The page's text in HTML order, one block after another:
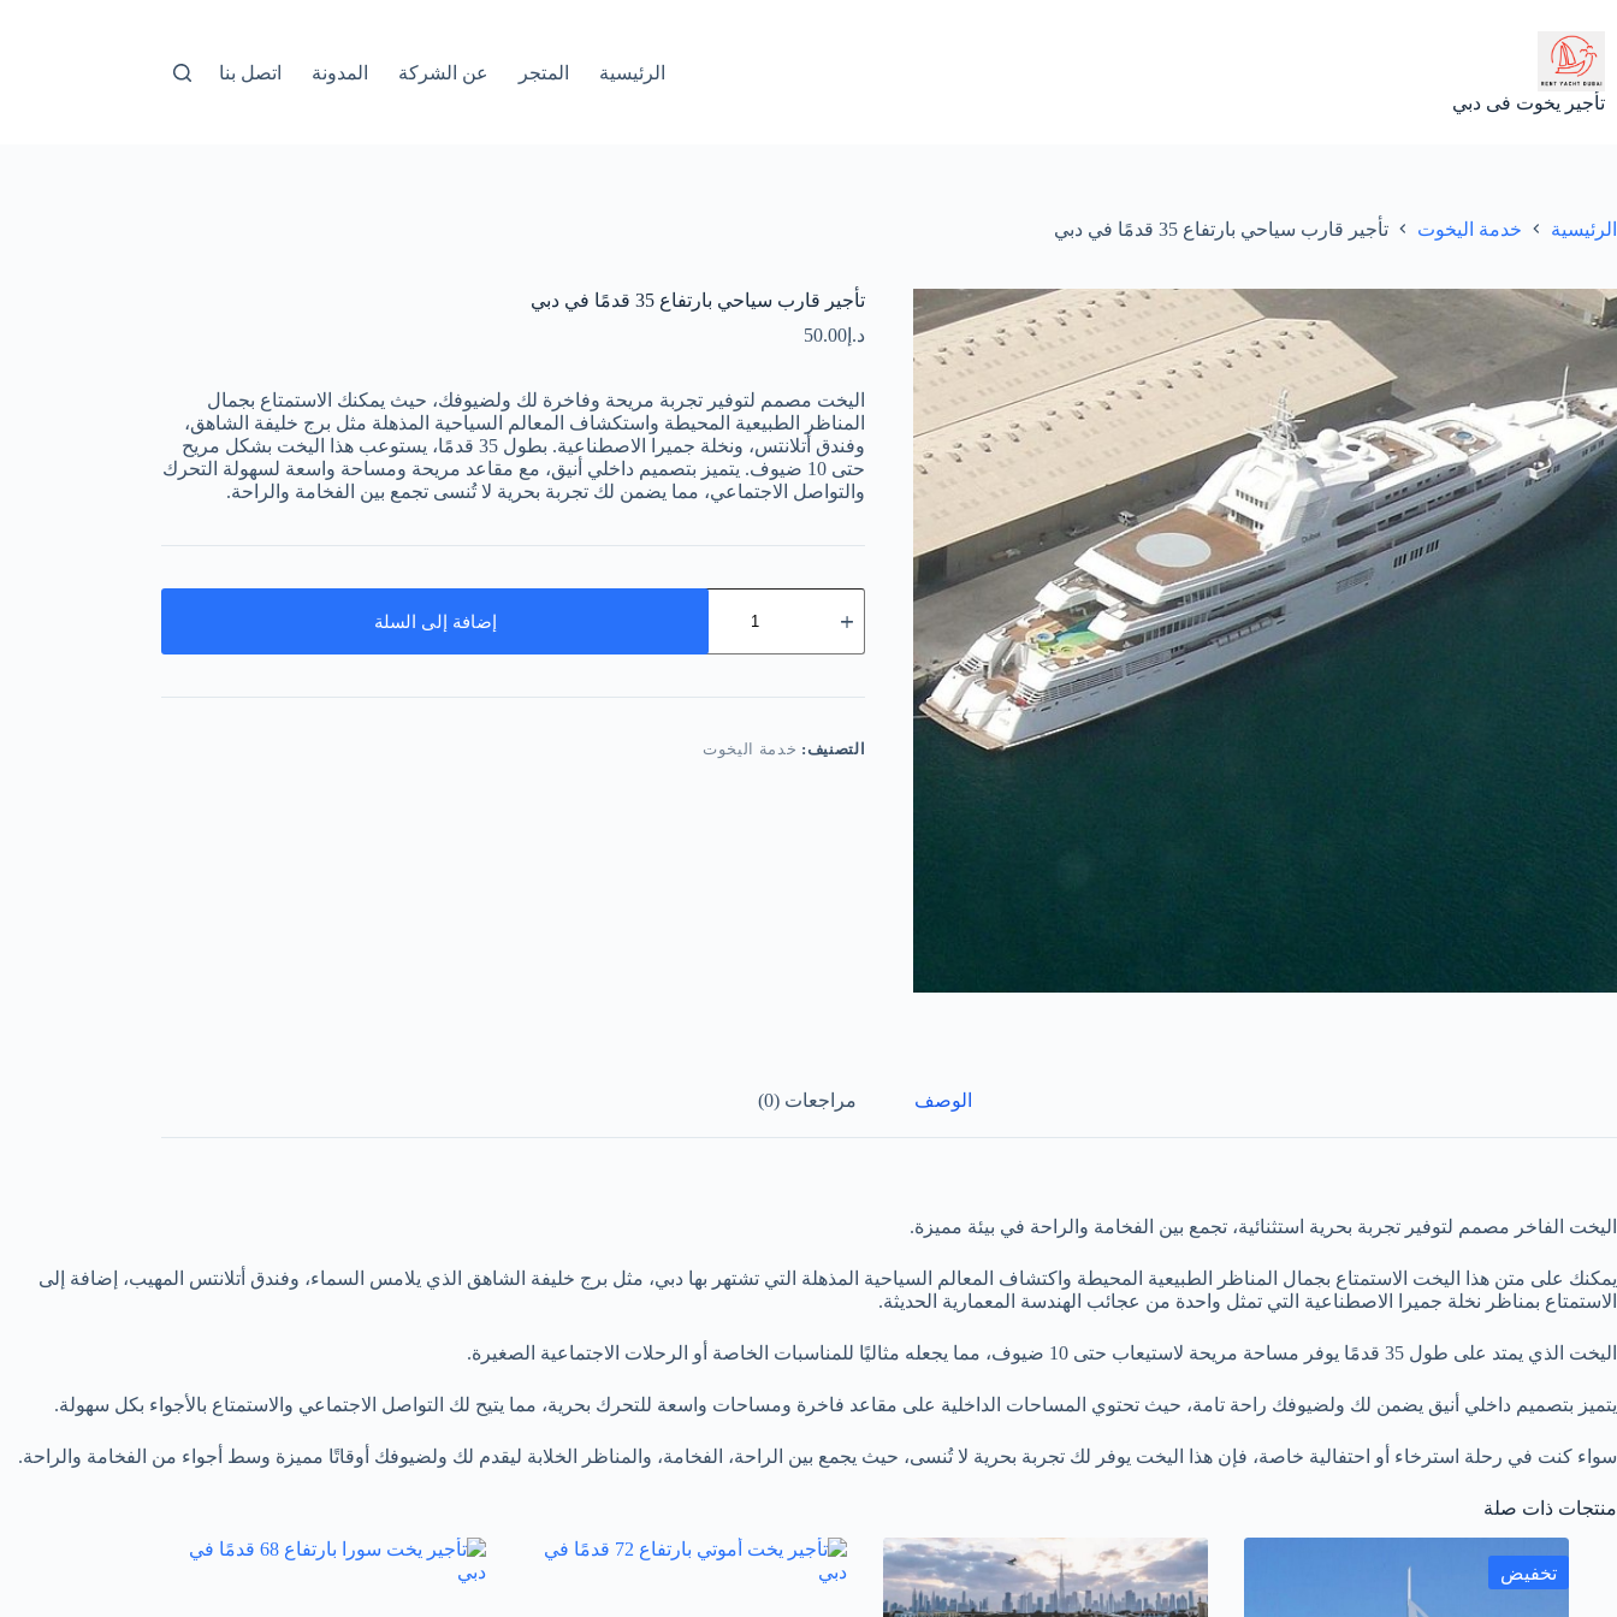
المحتوى
تأجير يخوت فى دبي
الرئيسية المتجر عن الشركة المدونة اتصل بنا
الرئيسية خدمة اليخوت تأجير قارب سياحي بارتفاع 35 قدمًا في دبي
تأجير قارب سياحي بارتفاع 35 قدمًا في دبي
د.إ 50.00
اليخت مصمم لتوفير تجربة مريحة وفاخرة لك ولضيوفك، حيث يمكنك الاستمتاع بجمال
المناظر الطبيعية المحيطة واستكشاف المعالم السياحية المذهلة مثل برج خليفة الشاهق،
وفندق أتلانتس، ونخلة جميرا الاصطناعية. بطول 35 قدمًا، يستوعب هذا اليخت بشكل مريح
حتى 10 ضيوف. يتميز بتصميم داخلي أنيق، مع مقاعد مريحة ومساحة واسعة لسهولة التحرك
والتواصل الاجتماعي، مما يضمن لك تجربة بحرية لا تُنسى تجمع بين الفخامة والراحة.
تأجير
في
إضافة إلى السلة
التصنيف: خدمة اليخوت
الوصف مراجعات (0)
اليخت الفاخر مصمم لتوفير تجربة بحرية استثنائية، تجمع بين الفخامة والراحة في بيئة مميزة.
يمكنك على متن هذا اليخت الاستمتاع بجمال المناظر الطبيعية المحيطة واكتشاف المعالم السياحية المذهلة التي تشتهر بها دبي، مثل برج خليفة الشاهق الذي يلامس السماء، وفندق أتلانتس المهيب، إضافة إلى
الاستمتاع بمناظر نخلة جميرا الاصطناعية التي تمثل واحدة من عجائب الهندسة المعمارية الحديثة.
اليخت الذي يمتد على طول 35 قدمًا يوفر مساحة مريحة لاستيعاب حتى 10 ضيوف، مما يجعله مثاليًا للمناسبات الخاصة أو الرحلات الاجتماعية الصغيرة.
يتميز بتصميم داخلي أنيق يضمن لك ولضيوفك راحة تامة، حيث تحتوي المساحات الداخلية على مقاعد فاخرة ومساحات واسعة للتحرك بحرية، مما يتيح لك التواصل الاجتماعي والاستمتاع بالأجواء بكل سهولة.
سواء كنت في رحلة استرخاء أو احتفالية خاصة، فإن هذا اليخت يوفر لك تجربة بحرية لا تُنسى، حيث يجمع بين الراحة، الفخامة، والمناظر الخلابة ليقدم لك ولضيوفك أوقاتًا مميزة وسط أجواء من الفخامة والراحة.
منتجات ذات صلة
تخفيض